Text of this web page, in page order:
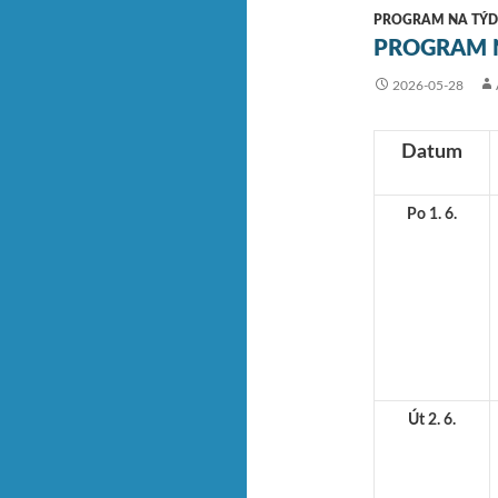
PROGRAM NA
PROGRAM
2026-05-28
Datum
Po 1. 6.
Út 2. 6.